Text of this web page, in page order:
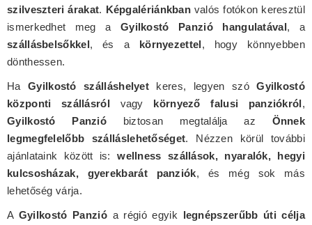
szilveszteri árakat. Képgalériánkban valós fotókon keresztül
ismerkedhet meg a Gyilkostó Panzió hangulatával, a
szállásbelsőkkel, és a környezettel, hogy könnyebben
dönthessen.
HaGyilkostó szálláshelyet keres, legyen szóGyilkostó
központi szállásról vagy környező falusi panziókról,
Gyilkostó Panzió biztosan megtalálja az Önnek
legmegfelelőbb szálláslehetőséget. Nézzen körül további
ajánlataink között is:wellness szállások, nyaralók, hegyi
kulcsosházak, gyerekbarát panziók, és még sok más
lehetőség várja.
A Gyilkostó Panzióa régió egyik legnépszerűbb úti célja